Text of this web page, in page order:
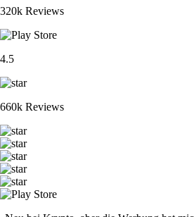
320k Reviews
4.5
660k Reviews